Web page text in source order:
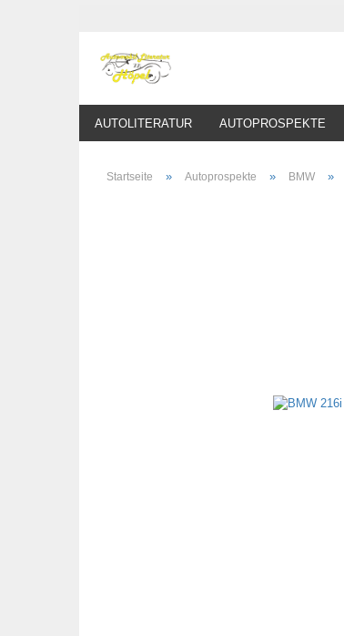
AUTOLITERATUR AUTOPROSPEKTE
Startseite » Autoprospekte » BMW »